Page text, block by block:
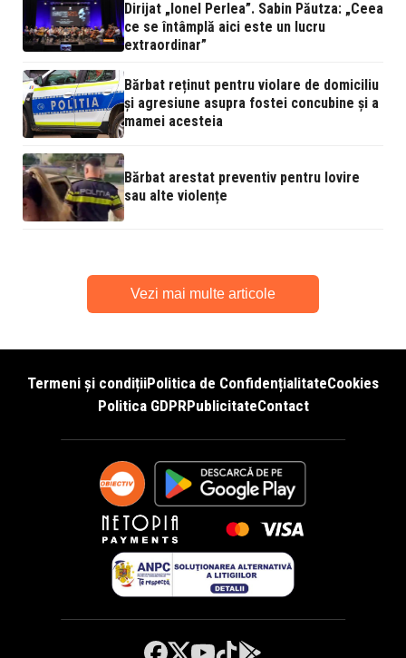
Dirijat „Ionel Perlea”. Sabin Păutza: „Ceea
ce se întâmplă aici este un lucru
extraordinar”
Bărbat reținut pentru violare de domiciliu
și agresiune asupra fostei concubine și a
mamei acesteia
Bărbat arestat preventiv pentru lovire
sau alte violențe
Vezi mai multe articole
Termeni și condițiiPolitica de ConfidențialitateCookies
Politica GDPRPublicitateContact